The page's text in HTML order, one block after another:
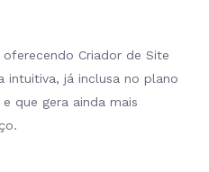
Criador de Site
intuitiva, já inclusa no plano
que gera ainda mais